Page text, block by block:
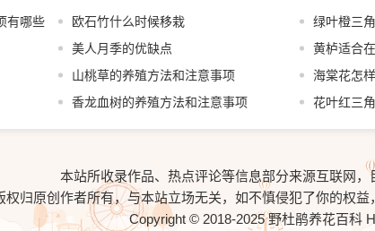
有哪些 欧石竹什么时候移栽
绿叶橙三
美人月季的优缺点
黄栌适合
山桃草的养殖方法和注意事项
海棠花怎
香龙血树的养殖方法和注意事项 花叶红三
本站所收录作品、热点评论等信息部分来源互联网
权归原创作者所有，与本站立场无关，如不慎侵犯了你的权益
Copyright © 2018-2025野杜鹃养花百科